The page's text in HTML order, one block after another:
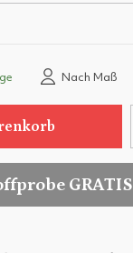
Nach Maß
GRATIS